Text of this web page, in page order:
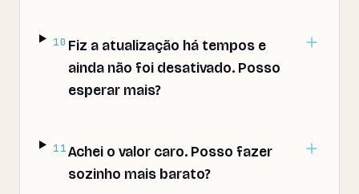
10 Fiz a atualização há tempos e
ainda não foi desativado. Posso
esperar mais?
11Achei o valor caro. Posso fazer
sozinho mais barato?